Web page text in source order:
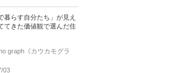
暮らす自分たち」が見え
てきた価値観で選んだ住
graph《カウカモグラ
03